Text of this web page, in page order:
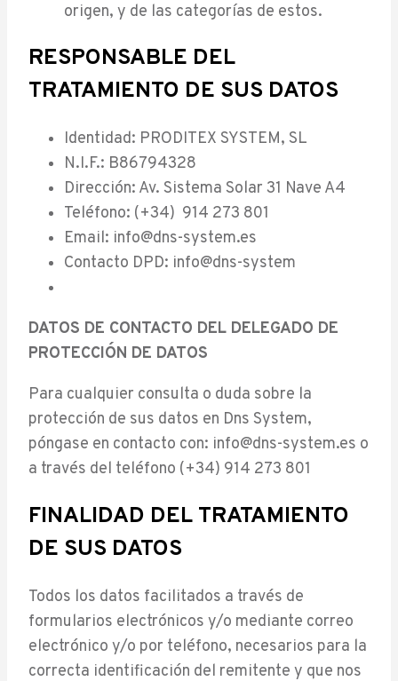
origen, y de las categorías de estos.
RESPONSABLE DEL
TRATAMIENTO DE SUS DATOS
Identidad: PRODITEX SYSTEM, SL
N.I.F.: B86794328
Dirección: Av. Sistema Solar 31 Nave A4
Teléfono: (+34) 914 273 801
Email: info@dns-system.es
Contacto DPD: info@dns-system
DATOS DE CONTACTO DEL DELEGADO DE
PROTECCIÓN DE DATOS
Para cualquier consulta o duda sobre la
protección de sus datos en Dns System,
póngase en contacto con: info@dns-system.es o
a través del teléfono (+34) 914 273 801
FINALIDAD DEL TRATAMIENTO
DE SUS DATOS
Todos los datos facilitados a través de
formularios electrónicos y/o mediante correo
electrónico y/o por teléfono, necesarios para la
correcta identificación del remitente y que nos